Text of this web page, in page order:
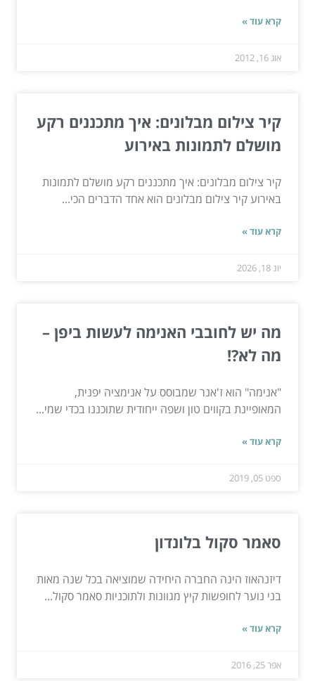
קרא עוד »
אוג 16, 2012
קיר צילום מבלונים: איך מתכננים רקע
מושלם לתמונות באירוע
קיר צילום מבלונים: איך מתכננים רקע מושלם לתמונות
באירוע קיר צילום מבלונים הוא אחד הדברים הכי...
קרא עוד »
יונ 18, 2026
מה יש לחובבי האנימה לעשות ביפן –
מה לא?!
"אנימה" הוא ז'אנר שמבוסס על אנימציה יפנית,
המאופיינת בקווים טון ושפה ייחודית שתוכננו בכדי שמי...
קרא עוד »
ספט 05, 2019
סאמר סקול בלונדון
דיזנהאוז הינה החברה היחידה שמוציאה בכל שנה מאות
בני נוער לחופשות קיץ מגוונות ולתוכניות סאמר סקול...
קרא עוד »
אפר 25, 2016